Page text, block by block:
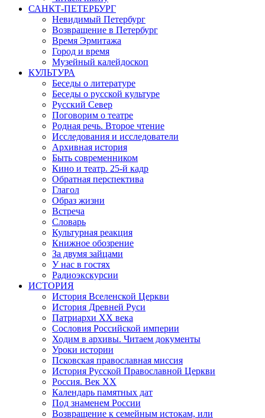
САНКТ-ПЕТЕРБУРГ
Невидимый Петербург
Возвращение в Петербург
Время Эрмитажа
Город и время
Музейный калейдоскоп
КУЛЬТУРА
Беседы о литературе
Беседы о русской культуре
Русский Север
Поговорим о театре
Родная речь. Второе чтение
Исследования и исследователи
Архивная история
Быть современником
Кино и театр. 25-й кадр
Обратная перспектива
Глагол
Образ жизни
Встреча
Словарь
Культурная реакция
Книжное обозрение
За двумя зайцами
У нас в гостях
Радиоэкскурсии
ИСТОРИЯ
История Вселенской Церкви
История Древней Руси
Патриархи XX века
Сословия Российской империи
Ходим в архивы. Читаем документы
Уроки истории
Псковская православная миссия
История Русской Православной Церкви
Россия. Век ХХ
Календарь памятных дат
Под знаменем России
Возвращение к семейным истокам, или